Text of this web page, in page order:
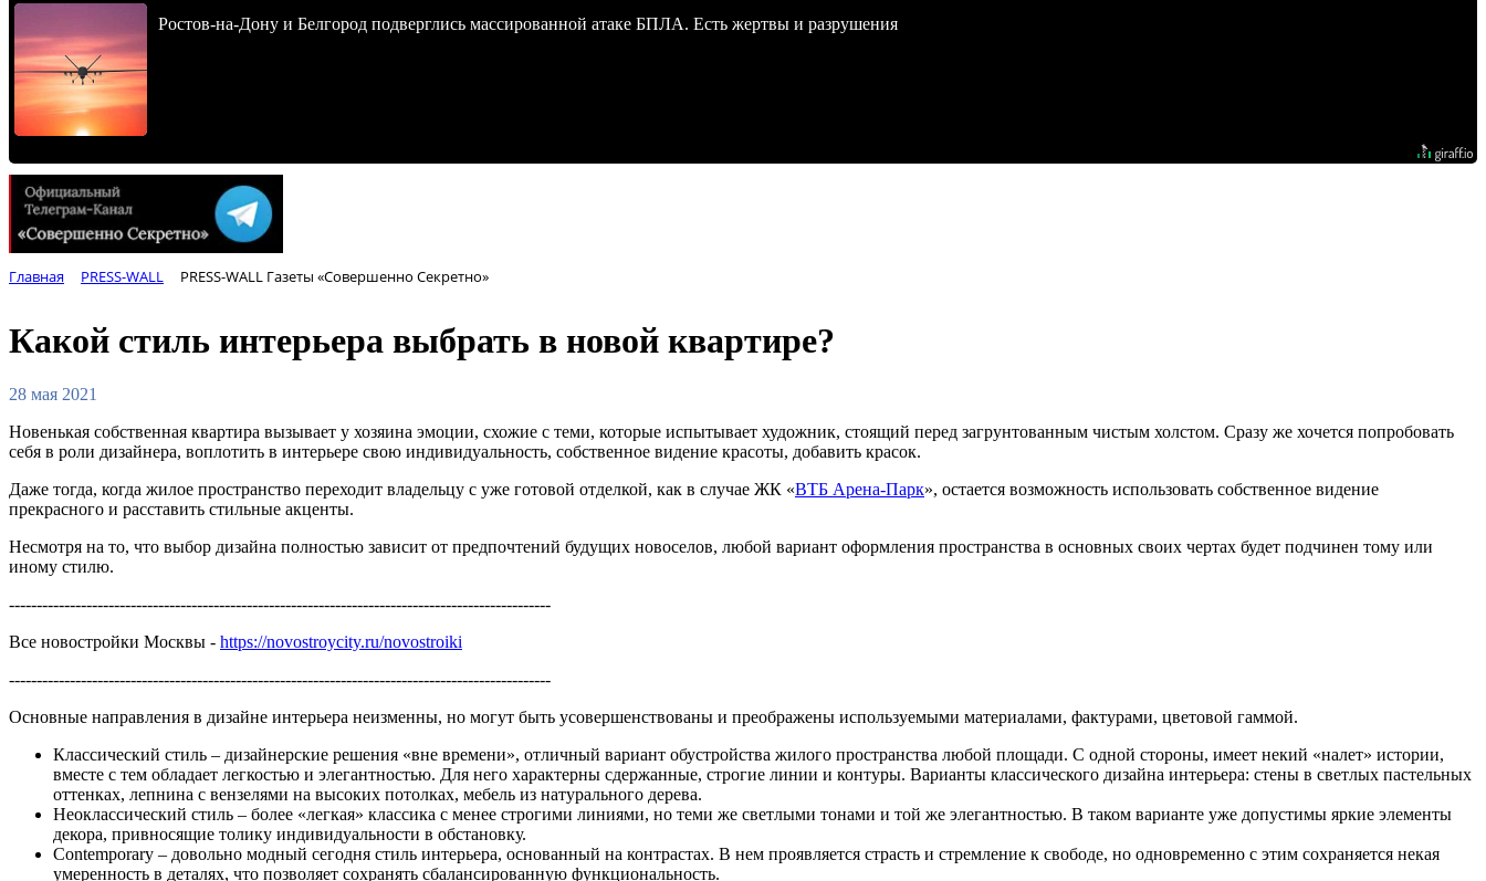
Ростов-на-Дону и Белгород подверглись массированной атаке БПЛА. Есть жертвы и разрушения
Главная PRESS-WALL PRESS-WALL Газеты «Совершенно Секретно»
Какой стиль интерьера выбрать в новой квартире?
28 мая 2021
Новенькая собственная квартира вызывает у хозяина эмоции, схожие с теми, которые испытывает художник, стоящий перед загрунтованным чистым холстом. Сразу же хочется попробовать
себя в роли дизайнера, воплотить в интерьере свою индивидуальность, собственное видение красоты, добавить красок.
Даже тогда, когда жилое пространство переходит владельцу с уже готовой отделкой, как в случае ЖК «ВТБ Арена-Парк», остается возможность использовать собственное видение
прекрасного и расставить стильные акценты.
Несмотря на то, что выбор дизайна полностью зависит от предпочтений будущих новоселов, любой вариант оформления пространства в основных своих чертах будет подчинен тому или
иному стилю.
--------------------------------------------------------------------------------------------------
Все новостройки Москвы - https://novostroycity.ru/novostroiki
--------------------------------------------------------------------------------------------------
Основные направления в дизайне интерьера неизменны, но могут быть усовершенствованы и преображены используемыми материалами, фактурами, цветовой гаммой.
Классический стиль – дизайнерские решения «вне времени», отличный вариант обустройства жилого пространства любой площади. С одной стороны, имеет некий «налет» истории,
вместе с тем обладает легкостью и элегантностью. Для него характерны сдержанные, строгие линии и контуры. Варианты классического дизайна интерьера: стены в светлых пастельных
оттенках, лепнина с вензелями на высоких потолках, мебель из натурального дерева.
Неоклассический стиль – более «легкая» классика с менее строгими линиями, но теми же светлыми тонами и той же элегантностью. В таком варианте уже допустимы яркие элементы
декора, привносящие толику индивидуальности в обстановку.
Contemporary – довольно модный сегодня стиль интерьера, основанный на контрастах. В нем проявляется страсть и стремление к свободе, но одновременно с этим сохраняется некая
умеренность в деталях, что позволяет сохранять сбалансированную функциональность.